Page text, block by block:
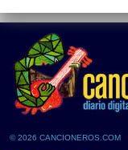
© 2026 CANCIONEROS.COM